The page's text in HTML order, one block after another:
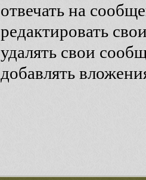
отвечать на
редактировать
удалять свои
добавлять